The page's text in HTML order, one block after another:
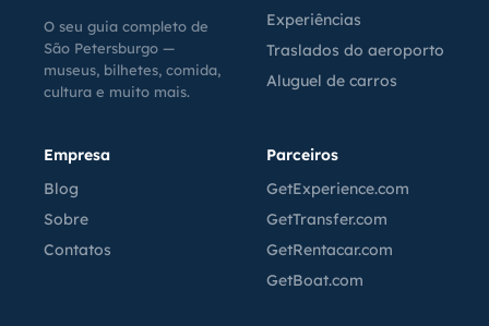
O seu guia completo de
São Petersburgo —
museus, bilhetes, comida,
cultura e muito mais.
Experiências
Traslados do aeroporto
Aluguel de carros
Empresa
Blog
Sobre
Contatos
Parceiros
GetExperience.com
GetTransfer.com
GetRentacar.com
GetBoat.com